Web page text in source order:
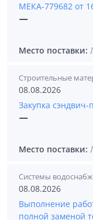
МЕКА-779682 от
—
Место поставки:
Строительные
08.08.2026
Закупка
—
Место поставки:
Системы
08.08.2026
Выполнение
полной заменой